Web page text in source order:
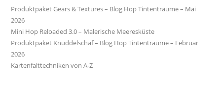
Produktpaket Gears & Textures – Blog Hop Tintenträume – Mai
2026
Mini Hop Reloaded 3.0 – Malerische Meeresküste
Produktpaket Knuddelschaf – Blog Hop Tintenträume – Februar
2026
Kartenfalttechniken von A-Z